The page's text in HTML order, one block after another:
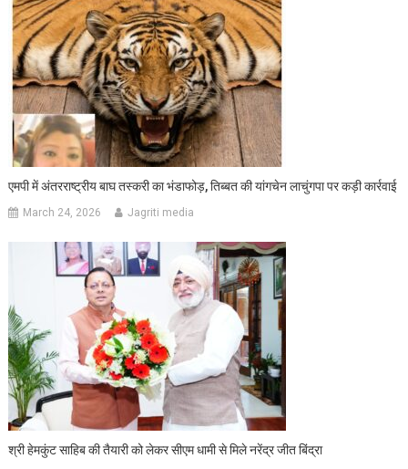
एमपी में अंतरराष्ट्रीय बाघ तस्करी का भंडाफोड़, तिब्बत की यांगचेन लाचुंगपा पर कड़ी कार्रवाई
March 24, 2026 Jagriti media
श्री हेमकुंट साहिब की तैयारी को लेकर सीएम धामी से मिले नरेंद्र जीत बिंद्रा